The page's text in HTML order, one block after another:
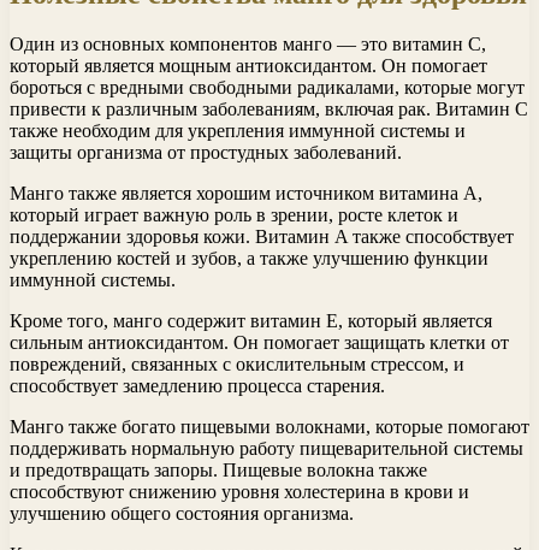
Один из основных компонентов манго — это витамин C,
который является мощным антиоксидантом. Он помогает
бороться с вредными свободными радикалами, которые могут
привести к различным заболеваниям, включая рак. Витамин C
также необходим для укрепления иммунной системы и
защиты организма от простудных заболеваний.
Манго также является хорошим источником витамина A,
который играет важную роль в зрении, росте клеток и
поддержании здоровья кожи. Витамин A также способствует
укреплению костей и зубов, а также улучшению функции
иммунной системы.
Кроме того, манго содержит витамин E, который является
сильным антиоксидантом. Он помогает защищать клетки от
повреждений, связанных с окислительным стрессом, и
способствует замедлению процесса старения.
Манго также богато пищевыми волокнами, которые помогают
поддерживать нормальную работу пищеварительной системы
и предотвращать запоры. Пищевые волокна также
способствуют снижению уровня холестерина в крови и
улучшению общего состояния организма.